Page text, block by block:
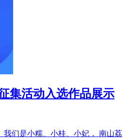
集活动入选作品展示
我们是小糯、小桂、小妃， 南山荔